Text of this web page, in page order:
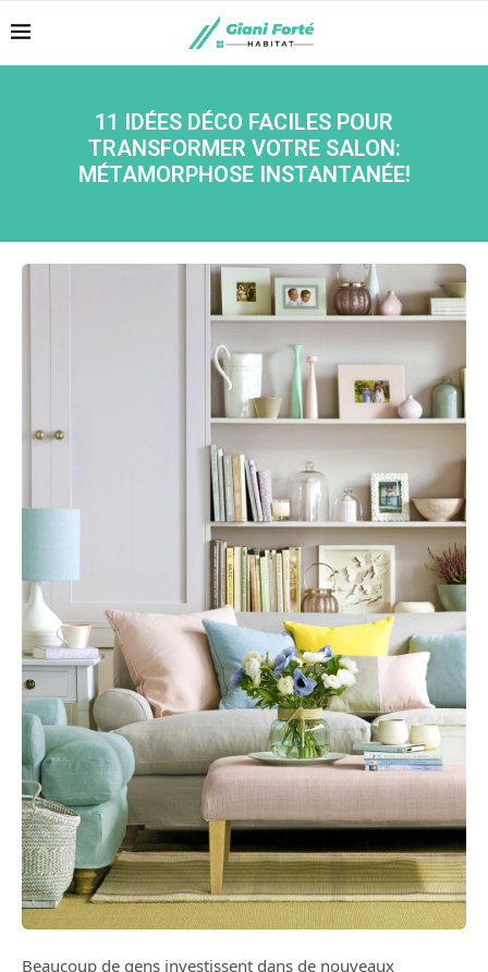
11 IDÉES DÉCO FACILES POUR
TRANSFORMER VOTRE SALON:
MÉTAMORPHOSE INSTANTANÉE!
Beaucoup de gens investissent dans de nouveaux